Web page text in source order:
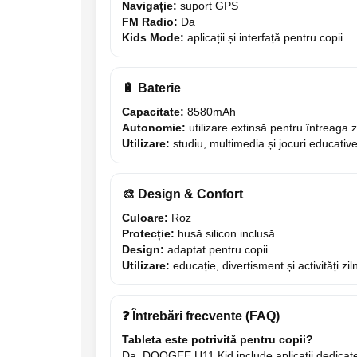
Panouri solare portabile
Termometre non contact
Piese de schimb telefoane mobile
Navigație: suport GPS
FM Radio: Da
Kids Mode: aplicații și interfață pentru copii
🔋 Baterie
Capacitate: 8580mAh
Autonomie: utilizare extinsă pentru întreaga
Utilizare: studiu, multimedia și jocuri educative
🎨 Design & Confort
Culoare: Roz
Protecție: husă silicon inclusă
Design: adaptat pentru copii
Utilizare: educație, divertisment și activități
❓ Întrebări frecvente (FAQ)
Tableta este potrivită pentru copii?